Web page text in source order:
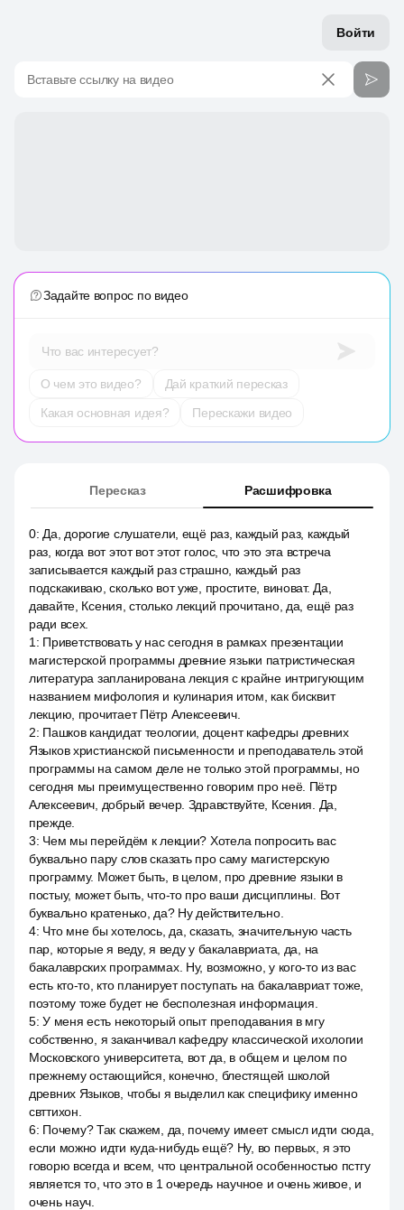
Войти
Вставьте ссылку на видео
Задайте вопрос по видео
Что вас интересует?
О чем это видео?
Дай краткий пересказ
Какая основная идея?
Перескажи видео
Пересказ Расшифровка
0: Да, дорогие слушатели, ещё раз, каждый раз, каждый
раз, когда вот этот вот этот голос, что это эта встреча
записывается каждый раз страшно, каждый раз
подскакиваю, сколько вот уже, простите, виноват. Да,
давайте, Ксения, столько лекций прочитано, да, ещё раз
ради всех.
1 : Приветствовать у нас сегодня в рамках презентации
магистерской программы древние языки патристическая
литература запланирована лекция с крайне интригующим
названием мифология и кулинария итом, как бисквит
лекцию, прочитает Пётр Алексеевич.
2: Пашков кандидат теологии, доцент кафедры древних
Языков христианской письменности и преподаватель этой
программы на самом деле не только этой программы, но
сегодня мы преимущественно говорим про неё. Пётр
Алексеевич, добрый вечер. Здравствуйте, Ксения. Да,
прежде.
3: Чем мы перейдём к лекции? Хотела попросить вас
буквально пару слов сказать про саму магистерскую
программу. Может быть, в целом, про древние языки в
постыу, может быть, что-то про ваши дисциплины. Вот
буквально кратенько, да? Ну действительно.
4: Что мне бы хотелось, да, сказать, значительную часть
пар, которые я веду, я веду у бакалавриата, да, на
бакалаврских программах. Ну, возможно, у кого-то из вас
есть кто-то, кто планирует поступать на бакалавриат тоже,
поэтому тоже будет не бесполезная информация.
5:У меня есть некоторый опыт преподавания в мгу
собственно, я заканчивал кафедру классической ихологии
Московского университета, вот да, в общем и целом по
прежнему остающийся, конечно, блестящей школой
древних Языков, чтобы я выделил как специфику именно
свттихон.
6: Почему? Так скажем, да, почему имеет смысл идти сюда,
если можно идти куда-нибудь ещё? Ну, во первых, я это
говорю всегда и всем, что центральной особенностью пстгу
является то, что это в 1 очередь научное и очень живое, и
очень науч.